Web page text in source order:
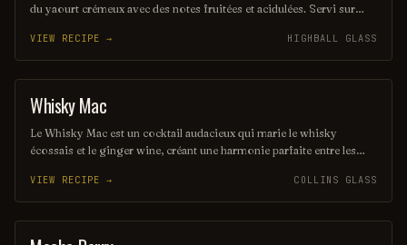
du yaourt crémeux avec des notes fruitées et acidulées. Servi sur
expérience à la fois légère et délicieuse. Une touche d'herbes fraîches
peut rehausser ses saveurs, ajoutant une dimension aromatique
unique.
VIEW RECIPE → HIGHBALL GLASS
ORDINARY DRINK
Whisky Mac
Le Whisky Mac est un cocktail audacieux qui marie le whisky
écossais et le ginger wine, créant une harmonie parfaite entre les
chaleureuse et réconfortante, idéale pour les amateurs de whisky. Ce
mélange simple mais savoureux est parfait pour une soirée entre
amis ou un moment de détente.
VIEW RECIPE → COLLINS GLASS